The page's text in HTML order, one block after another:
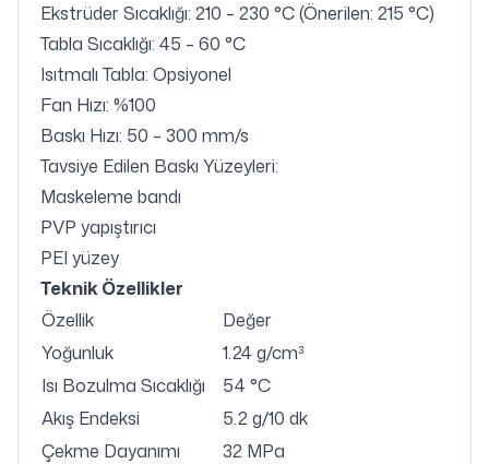
Ekstrüder Sıcaklığı: 210 – 230 °C (Önerilen: 215 °C)
Tabla Sıcaklığı: 45 – 60 °C
Isıtmalı Tabla: Opsiyonel
Fan Hızı: %100
Baskı Hızı: 50 – 300 mm/s
Tavsiye Edilen Baskı Yüzeyleri:
Maskeleme bandı
PVP yapıştırıcı
PEI yüzey
Teknik Özellikler
Özellik
Değer
Yoğunluk
1.24 g/cm³
Isı Bozulma Sıcaklığı
54 °C
Akış Endeksi
5.2 g/10 dk
Çekme Dayanımı
32 MPa